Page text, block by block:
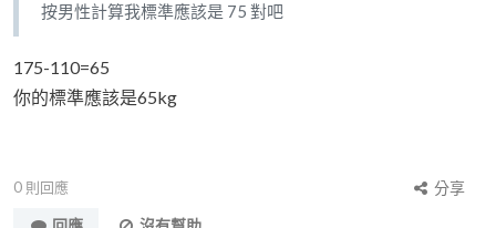
按男性計算我標準應該是 75 對吧
175-110=65
你的標準應該是65kg
0 則回應
分享